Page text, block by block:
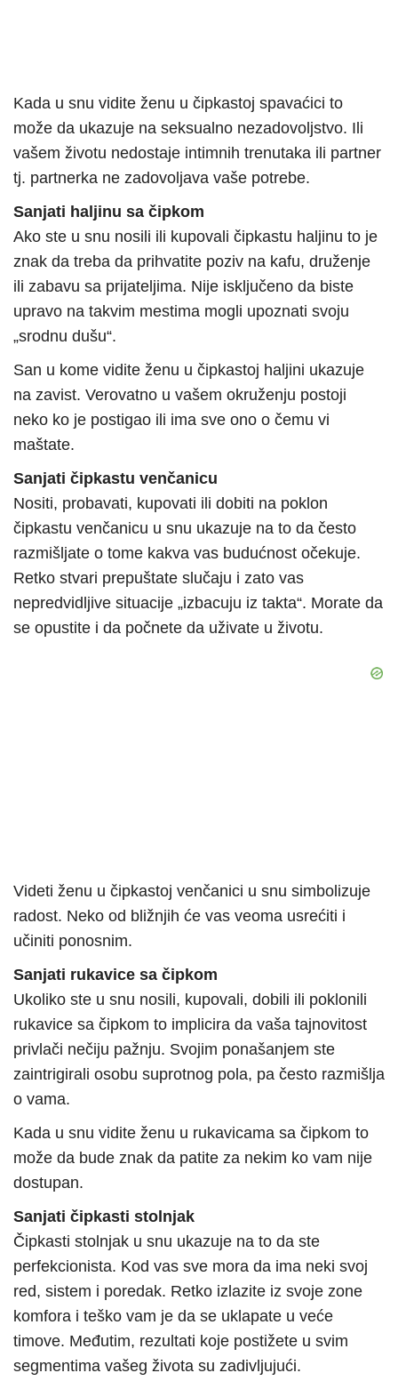
Kada u snu vidite ženu u čipkastoj spavaćici to
može da ukazuje na seksualno nezadovoljstvo. Ili
vašem životu nedostaje intimnih trenutaka ili partner
tj. partnerka ne zadovoljava vaše potrebe.
Sanjati haljinu sa čipkom
Ako ste u snu nosili ili kupovali čipkastu haljinu to je
znak da treba da prihvatite poziv na kafu, druženje
ili zabavu sa prijateljima. Nije isključeno da biste
upravo na takvim mestima mogli upoznati svoju
„srodnu dušu“.
San u kome vidite ženu u čipkastoj haljini ukazuje
na zavist. Verovatno u vašem okruženju postoji
neko ko je postigao ili ima sve ono o čemu vi
maštate.
Sanjati čipkastu venčanicu
Nositi, probavati, kupovati ili dobiti na poklon
čipkastu venčanicu u snu ukazuje na to da često
razmišljate o tome kakva vas budućnost očekuje.
Retko stvari prepuštate slučaju i zato vas
nepredvidljive situacije „izbacuju iz takta“. Morate da
se opustite i da počnete da uživate u životu.
Videti ženu u čipkastoj venčanici u snu simbolizuje
radost. Neko od bližnjih će vas veoma usrećiti i
učiniti ponosnim.
Sanjati rukavice sa čipkom
Ukoliko ste u snu nosili, kupovali, dobili ili poklonili
rukavice sa čipkom to implicira da vaša tajnovitost
privlači nečiju pažnju. Svojim ponašanjem ste
zaintrigirali osobu suprotnog pola, pa često razmišlja
o vama.
Kada u snu vidite ženu u rukavicama sa čipkom to
može da bude znak da patite za nekim ko vam nije
dostupan.
Sanjati čipkasti stolnjak
Čipkasti stolnjak u snu ukazuje na to da ste
perfekcionista. Kod vas sve mora da ima neki svoj
red, sistem i poredak. Retko izlazite iz svoje zone
komfora i teško vam je da se uklapate u veće
timove. Međutim, rezultati koje postižete u svim
segmentima vašeg života su zadivljujući.